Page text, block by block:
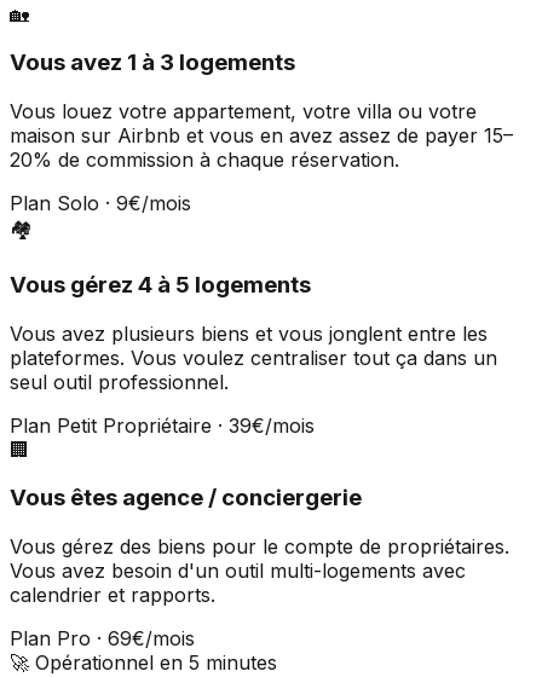
🏡
Vous avez 1 à 3 logements
Vous louez votre appartement, votre villa ou votre
maison sur Airbnb et vous en avez assez de payer 15–
20% de commission à chaque réservation.
Plan Solo · 9€/mois
🏘️
Vous gérez 4 à 5 logements
Vous avez plusieurs biens et vous jonglent entre les
plateformes. Vous voulez centraliser tout ça dans un
seul outil professionnel.
Plan Petit Propriétaire · 39€/mois
🏢
Vous êtes agence / conciergerie
Vous gérez des biens pour le compte de propriétaires.
Vous avez besoin d'un outil multi-logements avec
calendrier et rapports.
Plan Pro · 69€/mois
🚀 Opérationnel en 5 minutes